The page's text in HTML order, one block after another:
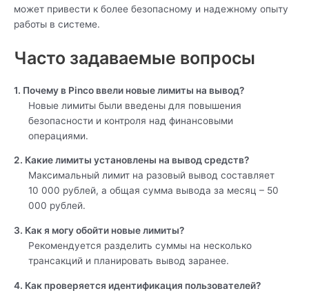
может привести к более безопасному и надежному опыту
работы в системе.
Часто задаваемые вопросы
1. Почему в Pinco ввели новые лимиты на вывод?
Новые лимиты были введены для повышения
безопасности и контроля над финансовыми
операциями.
2. Какие лимиты установлены на вывод средств?
Максимальный лимит на разовый вывод составляет
10 000 рублей, а общая сумма вывода за месяц – 50
000 рублей.
3. Как я могу обойти новые лимиты?
Рекомендуется разделить суммы на несколько
трансакций и планировать вывод заранее.
4. Как проверяется идентификация пользователей?